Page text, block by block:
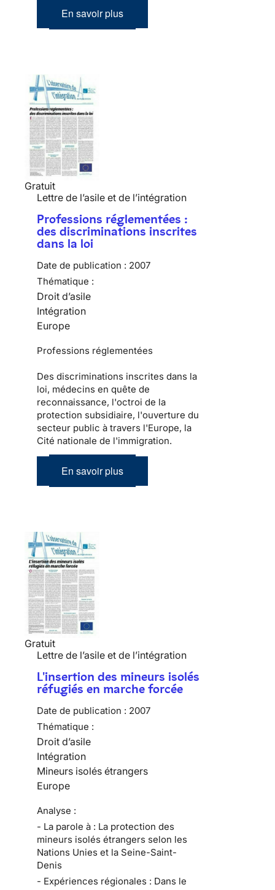
En savoir plus
Gratuit
Lettre de l’asile et de l’intégration
Professions réglementées :
des discriminations inscrites
dans la loi
Date de publication : 2007
Thématique :
Droit d’asile
Intégration
Europe
Professions réglementées
Des discriminations inscrites dans la
loi, médecins en quête de
reconnaissance, l'octroi de la
protection subsidiaire, l'ouverture du
secteur public à travers l'Europe, la
Cité nationale de l'immigration.
En savoir plus
Gratuit
Lettre de l’asile et de l’intégration
L'insertion des mineurs isolés
réfugiés en marche forcée
Date de publication : 2007
Thématique :
Droit d’asile
Intégration
Mineurs isolés étrangers
Europe
Analyse :
- La parole à : La protection des
mineurs isolés étrangers selon les
Nations Unies et la Seine-Saint-
Denis
- Expériences régionales : Dans le